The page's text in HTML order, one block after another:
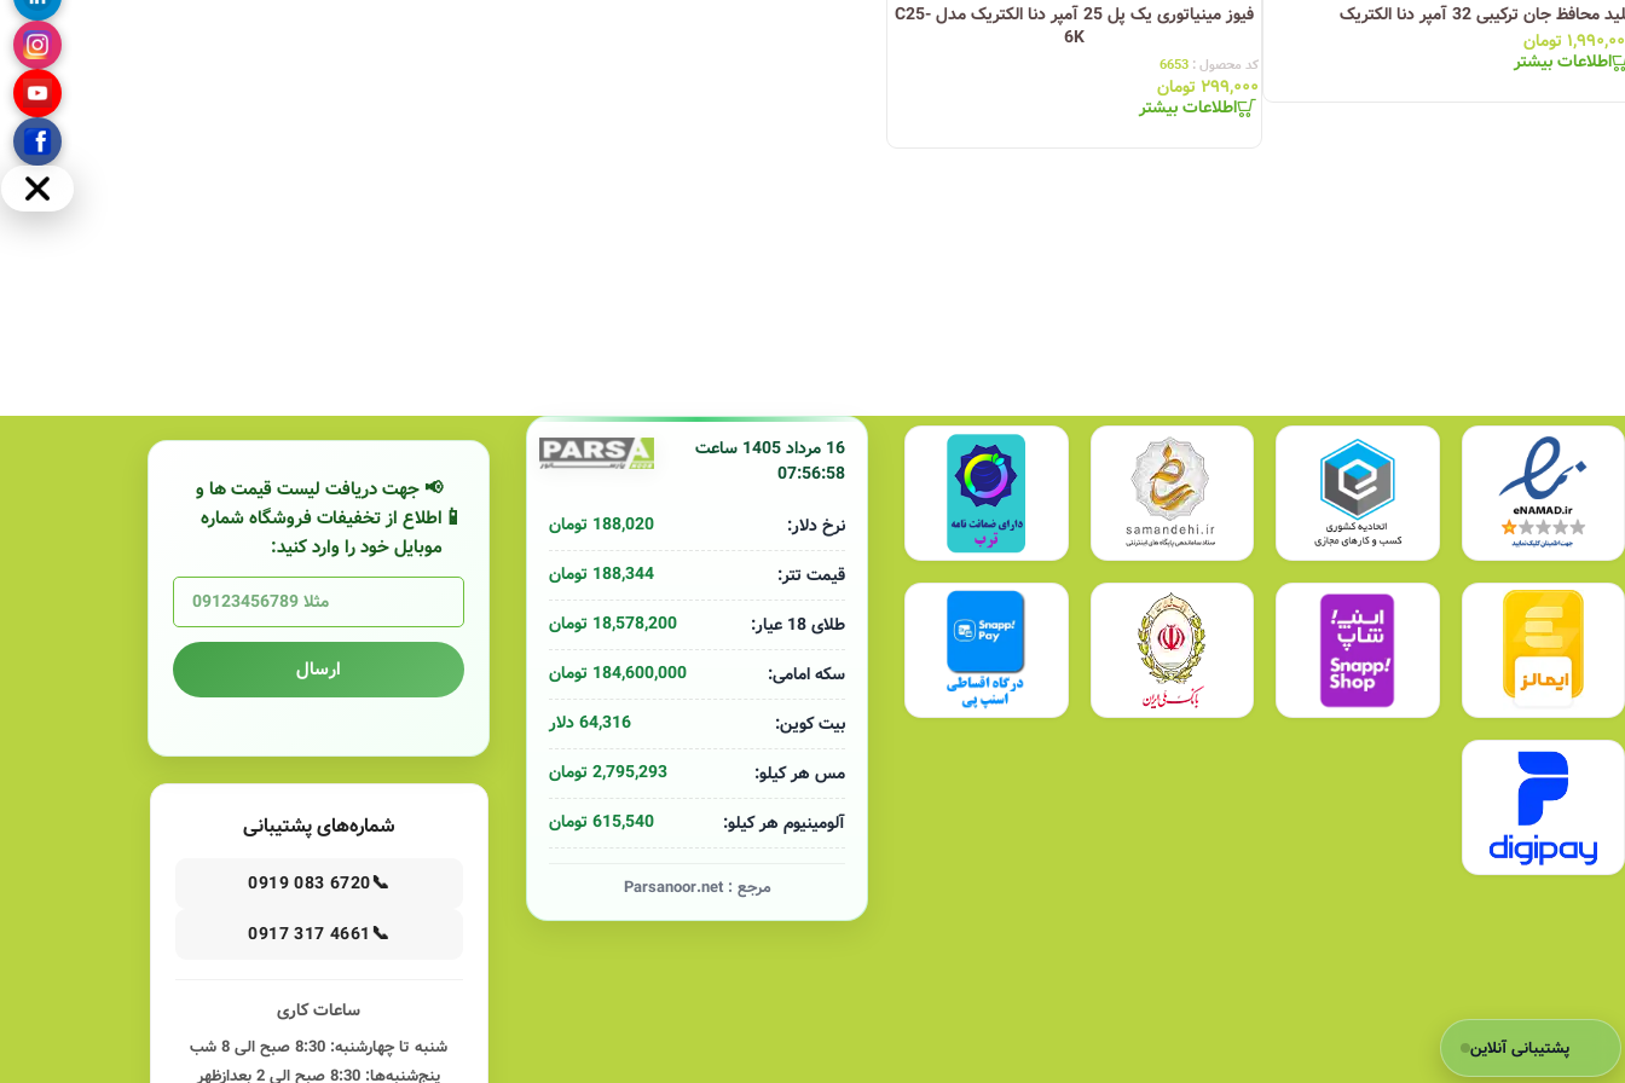
چراغ سقفی (هالوژن)
محافظ جان ترکیبی 32 آمپر دنا الکتریک
تومان
اطلاعات بیشتر
فیوز مینیاتوری یک پل 25 آمپر دنا الکتریک مدل C25-
6K
کد محصول :6653
۲۹۹,۰۰۰ تومان
اطلاعات بیشتر
16 مرداد 1405 ساعت
07:56:58
نرخ دلار:
188,020 تومان
قیمت تتر:
188,344 تومان
طلای 18 عیار:
18,578,200 تومان
سکه امامی:
184,600,000 تومان
بیت کوین:
64,316 دلار
مس هر کیلو:
2,795,293 تومان
آلومینیوم هر کیلو:
615,540 تومان
مرجع :Parsanoor.net
📢 جهت دریافت لیست قیمت ها و
اطلاع از تخفیفات فروشگاه شماره
موبایل خود را وارد کنید:
ارسال
شماره‌های پشتیبانی
📞
0919 083 6720
📞
0917 317 4661
ساعات کاری
شنبه تا چهارشنبه: 8:30 صبح الی 8 شب
پنج‌شنبه‌ها: 8:30 صبح الی 2 بعدازظهر
مخفی
پشتیبانی آنلاین